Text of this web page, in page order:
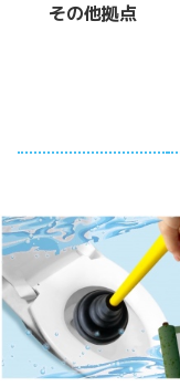
その他拠点